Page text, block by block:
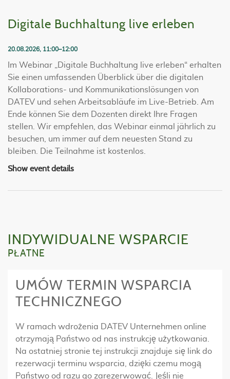
Digitale Buchhaltung live erleben
20.08.2026, 11:00–12:00
Im Webinar „Digitale Buchhaltung live erleben“ erhalten
Sie einen umfassenden Überblick über die digitalen
Kollaborations- und Kommunikationslösungen von
DATEV und sehen Arbeitsabläufe im Live-Betrieb. Am
Ende können Sie dem Dozenten direkt Ihre Fragen
stellen. Wir empfehlen, das Webinar einmal jährlich zu
besuchen, um immer auf dem neuesten Stand zu
bleiben. Die Teilnahme ist kostenlos.
Show event details
INDYWIDUALNE WSPARCIE
PŁATNE
UMÓW TERMIN WSPARCIA
TECHNICZNEGO
W ramach wdrożenia DATEV Unternehmen online
otrzymają Państwo od nas instrukcję użytkowania.
Na ostatniej stronie tej instrukcji znajduje się link do
rezerwacji terminu wsparcia, dzięki czemu mogą
Państwo od razu go zarezerwować. Jeśli nie